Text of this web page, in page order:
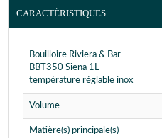
CARACTÉRISTIQUES
Bouilloire Riviera & Bar
BBT350 Siena 1L
température réglable inox
Volume
Matière(s) principale(s)